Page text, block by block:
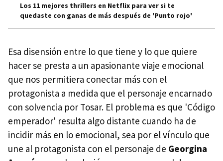
Los 11 mejores thrillers en Netflix para ver si te
quedaste con ganas de más después de 'Punto rojo'
Esa disensión entre lo que tiene y lo que quiere
hacer se presta a un apasionante viaje emocional
que nos permitiera conectar más con el
protagonista a medida que el personaje encarnado
con solvencia por Tosar. El problema es que 'Código
emperador' resulta algo distante cuando ha de
incidir más en lo emocional, sea por el vínculo que
une al protagonista con el personaje de Georgina